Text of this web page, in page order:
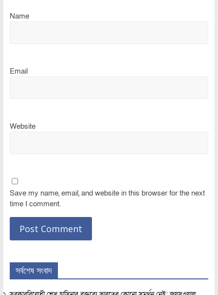
Name
Email
Website
Save my name, email, and website in this browser for the next
time I comment.
সর্বশেষ সংবাদ